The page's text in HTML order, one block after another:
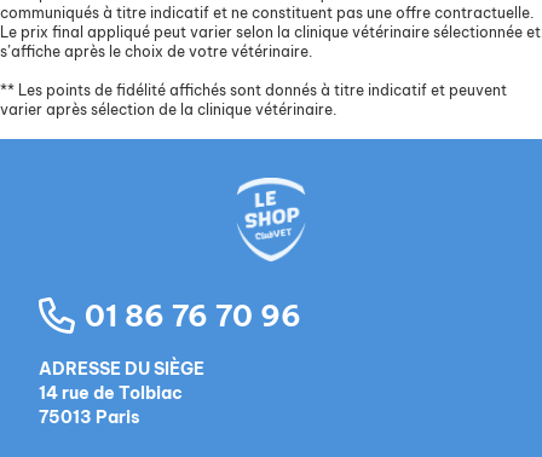
communiqués à titre indicatif et ne constituent pas une offre contractuelle.
Le prix final appliqué peut varier selon la clinique vétérinaire sélectionnée et
s’affiche après le choix de votre vétérinaire.
** Les points de fidélité affichés sont donnés à titre indicatif et peuvent
varier après sélection de la clinique vétérinaire.
01 86 76 70 96
ADRESSE DU SIÈGE
14 rue de Tolbiac
75013 Paris